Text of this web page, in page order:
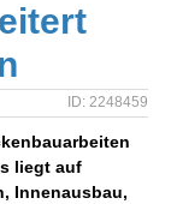
ID: 2248459
liegt auf
Innenausbau,